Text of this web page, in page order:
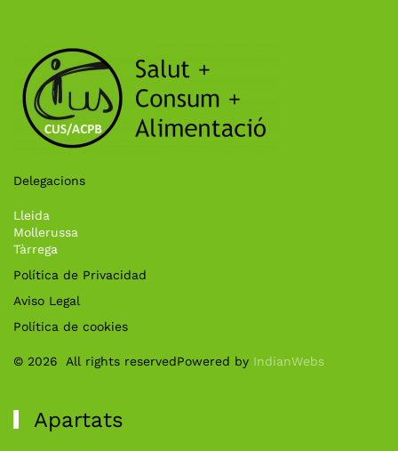
Delegacions
Lleida
Mollerussa
Tàrrega
Política de Privacidad
Aviso Legal
Política de cookies
© 2026 All rights reservedPowered by IndianWebs
Apartats